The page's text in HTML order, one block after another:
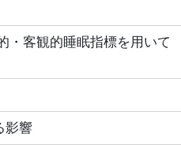
・客観的睡眠指標を用いて
影響